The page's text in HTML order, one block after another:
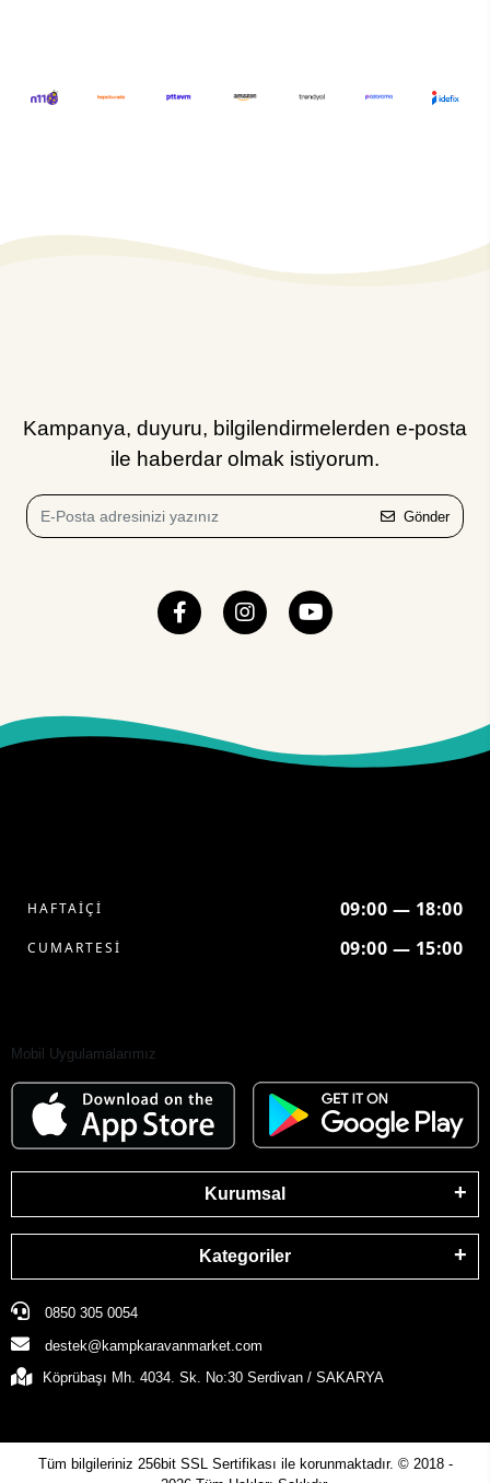
Kampanya, duyuru, bilgilendirmelerden e-posta
ile haberdar olmak istiyorum.
Gönder
HAFTAİÇİ 09:00 — 18:00
CUMARTESİ 09:00 — 15:00
Mobil Uygulamalarımız
Kurumsal
Kategoriler
0850 305 0054
destek@kampkaravanmarket.com
Köprübaşı Mh. 4034. Sk. No:30 Serdivan / SAKARYA
Tüm bilgileriniz 256bit SSL Sertifikası ile korunmaktadır. © 2018 -